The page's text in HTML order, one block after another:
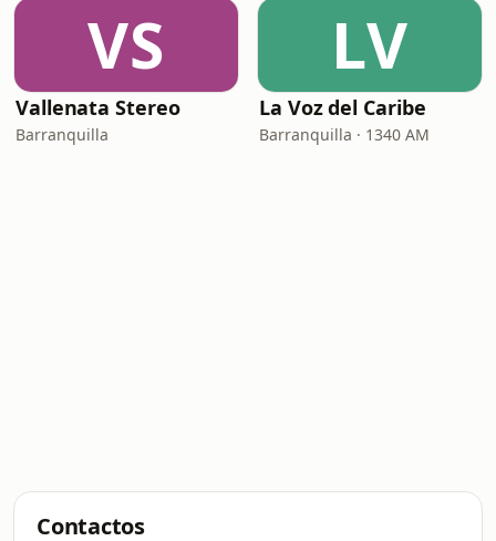
VS
Vallenata Stereo
Barranquilla
LV
La Voz del Caribe
Barranquilla · 1340 AM
Contactos